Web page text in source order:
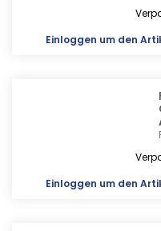
Einloggen um den
Einloggen um den